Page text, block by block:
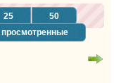
25
50